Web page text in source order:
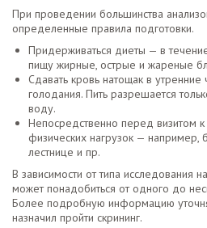
При проведении большинства
определенные правила подготовки.
Придерживаться диеты — в
пищу жирные, острые и жареные
Сдавать кровь натощак в
голодания. Пить разрешается
воду.
Непосредственно перед визитом к
физических нагрузок — например,
лестнице и пр.
В зависимости от типа исследования
может понадобиться от одного до
Более подробную информацию
назначил пройти скрининг.